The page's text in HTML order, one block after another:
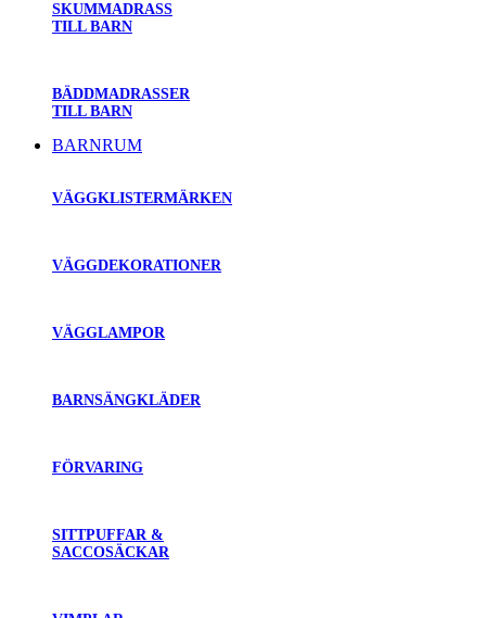
SKUMMADRASS
TILL BARN
BÄDDMADRASSER
TILL BARN
BARNRUM
VÄGGKLISTERMÄRKEN
VÄGGDEKORATIONER
VÄGGLAMPOR
BARNSÄNGKLÄDER
FÖRVARING
SITTPUFFAR &
SACCOSÄCKAR